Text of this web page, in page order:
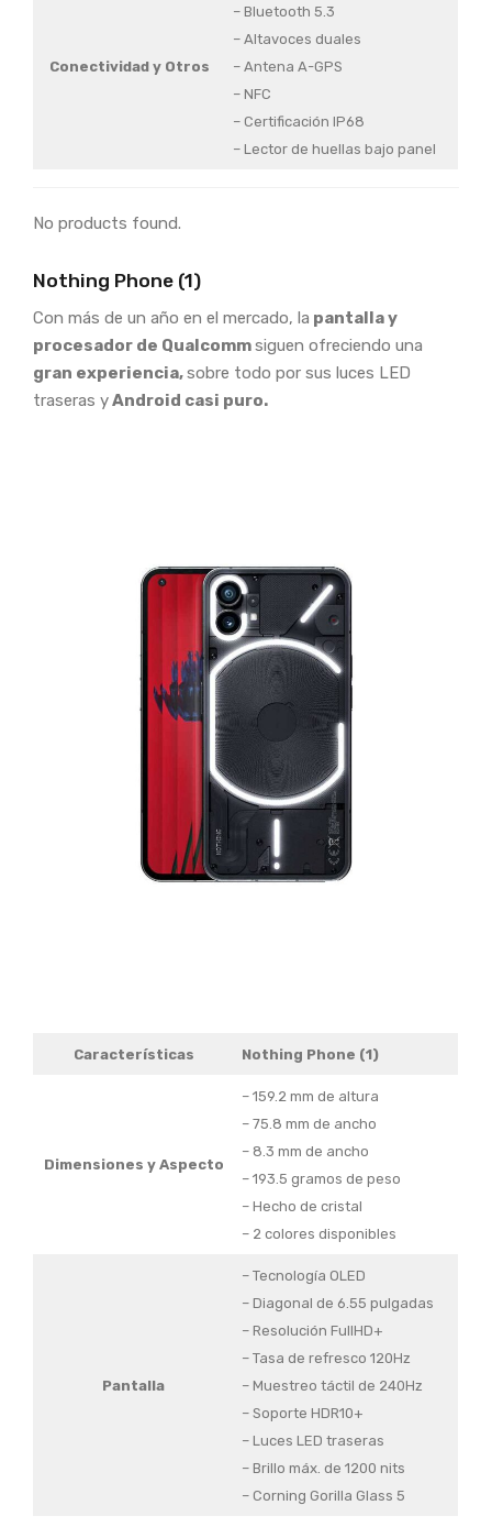
Conectividad y Otros
– Bluetooth 5.3
– Altavoces duales
– Antena A-GPS
– NFC
– Certificación IP68
– Lector de huellas bajo panel
No products found.
Nothing Phone (1)
Con más de un año en el mercado, la pantalla y
procesador de Qualcommsiguen ofreciendo una
gran experiencia,sobre todo por sus luces LED
traseras yAndroid casi puro.
Características Nothing Phone (1)
Dimensiones y Aspecto
– 159.2 mm de altura
– 75.8 mm de ancho
– 8.3 mm de ancho
– 193.5 gramos de peso
– Hecho de cristal
– 2 colores disponibles
Pantalla
– Tecnología OLED
– Diagonal de 6.55 pulgadas
– Resolución FullHD+
– Tasa de refresco 120Hz
– Muestreo táctil de 240Hz
– Soporte HDR10+
– Luces LED traseras
– Brillo máx. de 1200 nits
– Corning Gorilla Glass 5